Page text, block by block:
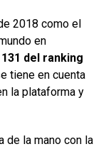
2018 como el
en
del ranking
tiene en cuenta
la plataforma y
de la mano con la